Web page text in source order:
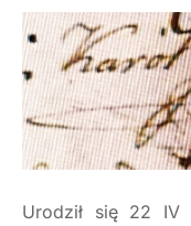
Urodził się 22 IV